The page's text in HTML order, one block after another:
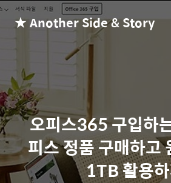
★ Another Side & Story
오피스365 구입하
피스 정품 구매하고
1TB 활용